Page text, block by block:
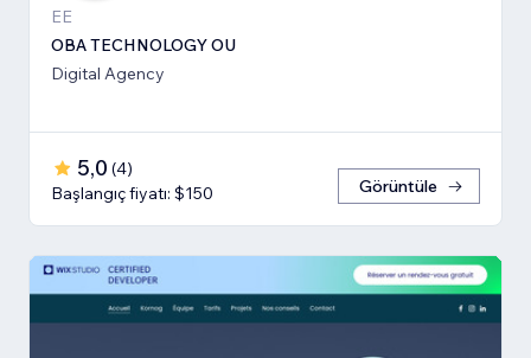
EE
OBA TECHNOLOGY OU
Digital Agency
5,0 (4)
Başlangıç fiyatı: $150
Görüntüle